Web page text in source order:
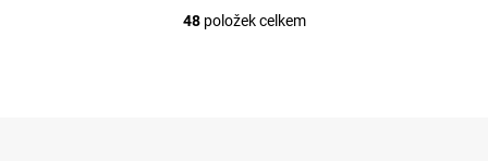
O
48položek celkem